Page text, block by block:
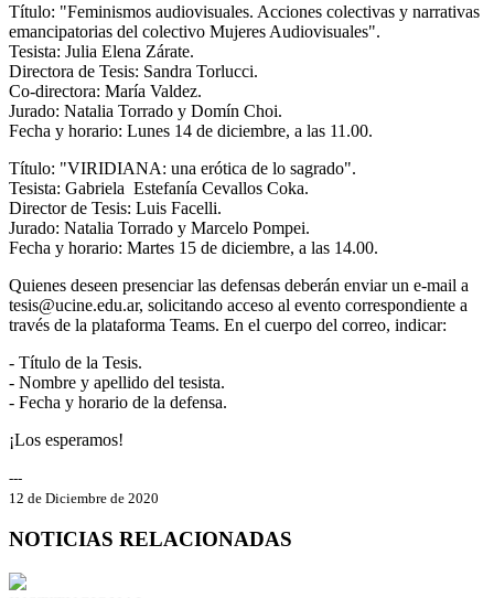
Título: "Feminismos audiovisuales. Acciones colectivas y narrativas
emancipatorias del colectivo Mujeres Audiovisuales".
Tesista: Julia Elena Zárate.
Directora de Tesis: Sandra Torlucci.
Co-directora: María Valdez.
Jurado: Natalia Torrado y Domín Choi.
Fecha y horario: Lunes 14 de diciembre, a las 11.00.
Título: "VIRIDIANA: una erótica de lo sagrado".
Tesista: Gabriela Estefanía Cevallos Coka.
Director de Tesis: Luis Facelli.
Jurado: Natalia Torrado y Marcelo Pompei.
Fecha y horario: Martes 15 de diciembre, a las 14.00.
Quienes deseen presenciar las defensas deberán enviar un e-mail a
tesis@ucine.edu.ar, solicitando acceso al evento correspondiente a
través de la plataforma Teams. En el cuerpo del correo, indicar:
- Título de la Tesis.
- Nombre y apellido del tesista.
- Fecha y horario de la defensa.
¡Los esperamos!
---
12 de Diciembre de 2020
NOTICIAS RELACIONADAS